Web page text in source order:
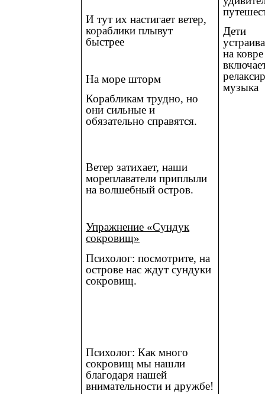
И тут их настигает ветер,
кораблики плывут
быстрее
На море шторм
Корабликам трудно, но
они сильные и
обязательно справятся.
Ветер затихает, наши
мореплаватели приплыли
на волшебный остров.
Упражнение «Сундук
сокровищ»
Психолог: посмотрите, на
острове нас ждут сундуки
сокровищ.
Психолог: Как много
сокровищ мы нашли
благодаря нашей
внимательности и дружбе!
Дети
на
музыка